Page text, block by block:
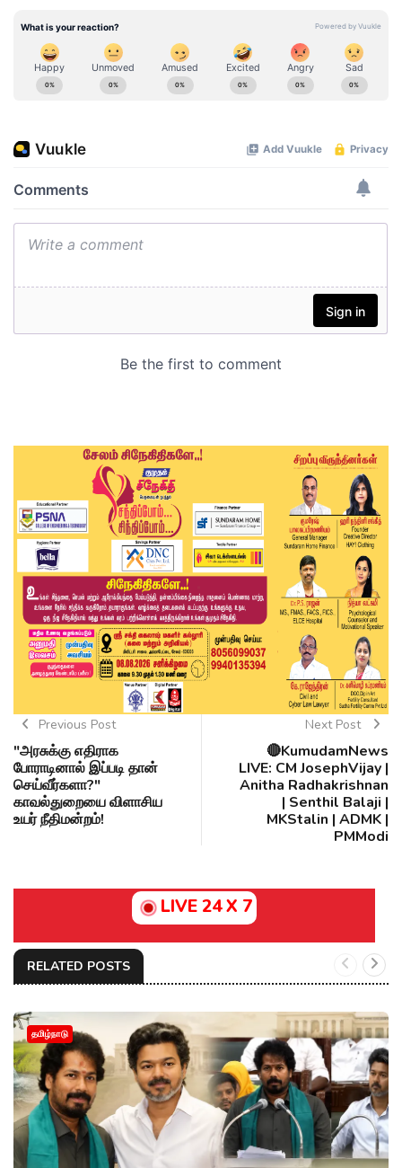
Previous Post
"அரசுக்கு எதிராக
போராடினால் இப்படி தான்
செய்வீர்களா?"
காவல்துறையை விளாசிய
உயர் நீதிமன்றம்!
Next Post
🔴KumudamNews
LIVE: CM JosephVijay |
Anitha Radhakrishnan
| Senthil Balaji |
MKStalin | ADMK |
PMModi
LIVE 24 X 7
RELATED POSTS
தமிழ்நாடு